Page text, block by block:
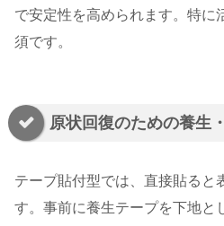
で安定性を高められます。特に
須です。
原状回復のための養生
テープ貼付型では、直接貼ると
す。事前に養生テープを下地と